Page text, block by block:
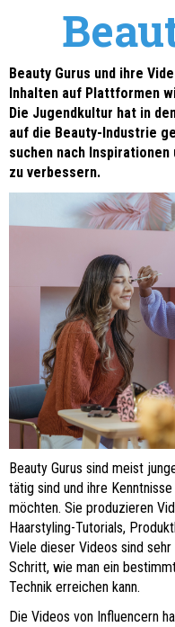
Beauty Gurus und ihre
Inhalten auf Plattformen
Die Jugendkultur hat in
auf die Beauty-Industrie
suchen nach
zu verbessern.
Beauty Gurus sind meist
tätig sind und ihre
möchten. Sie produzieren
Haarstyling-Tutorials,
Viele dieser Videos sind
Schritt, wie man ein
Technik erreichen kann.
Die Videos von Influencern